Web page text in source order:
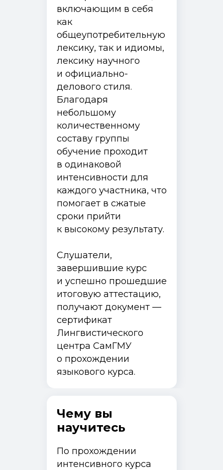
включающим в себя
как
общеупотребительную
лексику, так и идиомы,
лексику научного
и официально-
делового стиля.
Благодаря
небольшому
количественному
составу группы
обучение проходит
в одинаковой
интенсивности для
каждого участника, что
помогает в сжатые
сроки прийти
к высокому результату.
Слушатели,
завершившие курс
и успешно прошедшие
итоговую аттестацию,
получают документ —
сертификат
Лингвистического
центра СамГМУ
о прохождении
языкового курса.
Чему вы
научитесь
По прохождении
интенсивного курса
Об институте
Программы и курсы
Истории выпускников
Как поступить